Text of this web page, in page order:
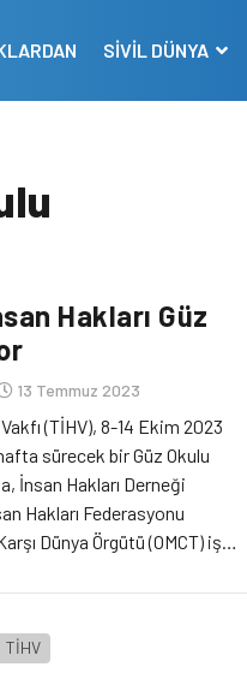
SİVİL DÜNYA
Hakları Güz
13 Temmuz 2023
(TİHV), 8-14 Ekim 2023
sürecek bir Güz Okulu
İnsan Hakları Derneği
Hakları Federasyonu
Dünya Örgütü (OMCT) iş
Hakları Aktörlerinin Salgın
Merkezli Bir Yaklaşımla
Projesi kapsamında
TİHV